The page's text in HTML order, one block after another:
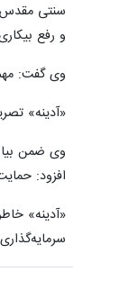
سنتی مقدس
و رفع
وی گفت:
«آدینه»
وی ضمن
افزود:
«آدینه»